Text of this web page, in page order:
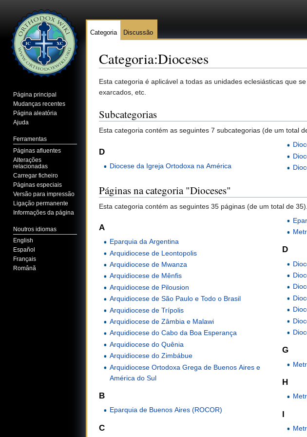
Categoria:Dioceses
Esta categoria é aplicável a todas as unidades eclesiásticas que
exarcados, etc.
Subcategorias
Esta categoria contém as seguintes 7 subcategorias (de um total
D
Diocese da Igreja Ortodoxa na América
Páginas na categoria "Dioceses"
Esta categoria contém as seguintes 35 páginas (de um total de 35).
A
Eparquia da Argentina
Arquidiocese de Leontopolis
Arquidiocese de Mwanza
Arquidiocese de Mênfis
Arquidiocese de Pilousion
Arquidiocese de São Paulo e Todo o Brasil
Arquidiocese de Trípolis
Arquidiocese de Zâmbia e Malawi
Arquidiocese do Cabo da Boa Esperança
Arquidiocese do Quênia
Arquidiocese do Zimbábue
Arquidiocese Ortodoxa Grega de Buenos Aires e
América do Sul
B
Eparquia de Buenos Aires (ROCOR)
C
D
G
H
I
Categoria Discussão
Página principal
Mudanças recentes
Página aleatória
Ajuda
Ferramentas
Páginas afluentes
Alterações
relacionadas
Carregar ficheiro
Páginas especiais
Versão para impressão
Ligação permanente
Informações da página
Noutros idiomas
English
Español
Français
Română